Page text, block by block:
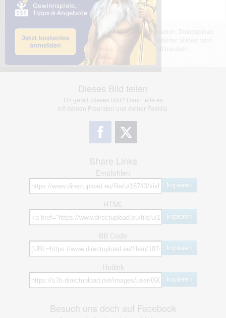
Das dargestellte Bild wurde von einem Nutzer hochgeladen. Directupload
übernimmt keinerlei Haftung für den Inhalt des dargestellten Bildes, wird
jedoch bei Verstößen nach §2(3) unserer AGB handeln.
Dieses Bild teilen
Dir gefällt dieses Bild? Dann teile es
mit deinen Freunden und deiner Familie.
Share Links
Empfohlen
kopieren
HTML
kopieren
BB Code
kopieren
Hotlink
kopieren
Besuch uns doch auf Facebook